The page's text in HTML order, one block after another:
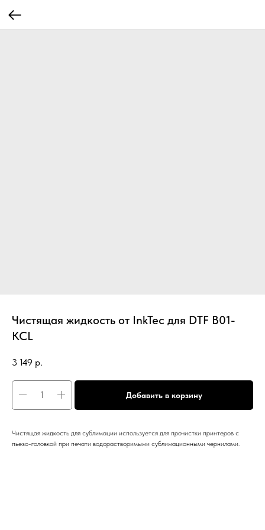
Чистящая жидкость от InkTec для DTF B01-
KCL
3 149 р.
Добавить в корзину
Чистящая жидкость для сублимации используется для прочистки принтеров с
пьезо-головкой при печати водорастворимыми сублимационными чернилами.